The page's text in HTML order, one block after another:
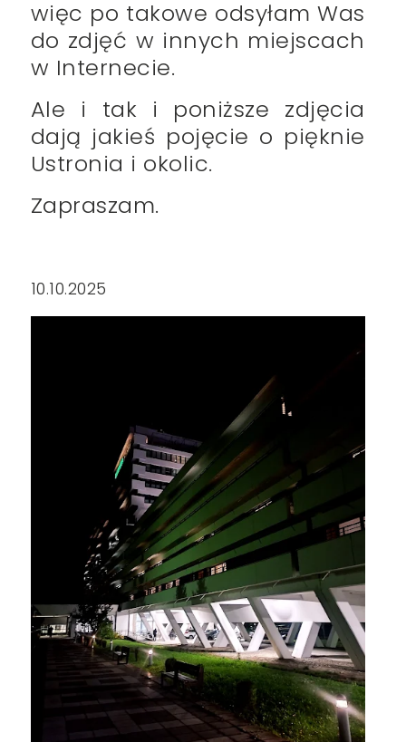
więc po takowe odsyłam Was
do zdjęć w innych miejscach
w Internecie.
Ale i tak i poniższe zdjęcia
dają jakieś pojęcie o pięknie
Ustronia i okolic.
Zapraszam.
10.10.2025